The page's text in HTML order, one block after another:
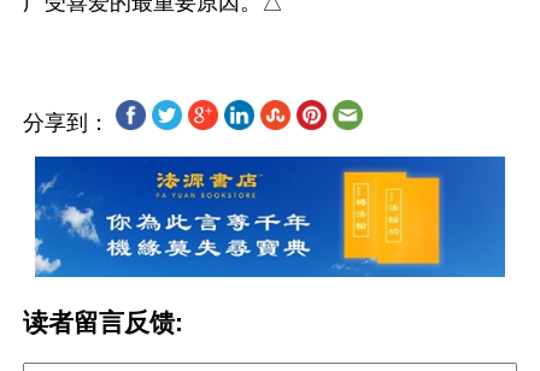
分享到：
读者留言反馈: